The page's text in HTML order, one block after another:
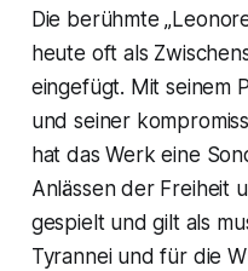
Die berühmte
heute oft als
eingefügt. Mit seinem
und seiner
hat das Werk eine
Anlässen der Freiheit
gespielt und gilt als
Tyrannei und für die